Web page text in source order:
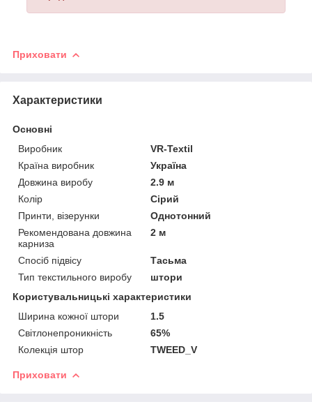
Приховати
Характеристики
Основні
Виробник
VR-Textil
Країна виробник
Україна
Довжина виробу
2.9 м
Колір
Сірий
Принти, візерунки
Однотонний
Рекомендована довжина
карниза
2 м
Спосіб підвісу
Тасьма
Тип текстильного виробу
штори
Користувальницькі характеристики
Ширина кожної штори
1.5
Світлонепроникність
65%
Колекція штор
TWEED_V
Приховати